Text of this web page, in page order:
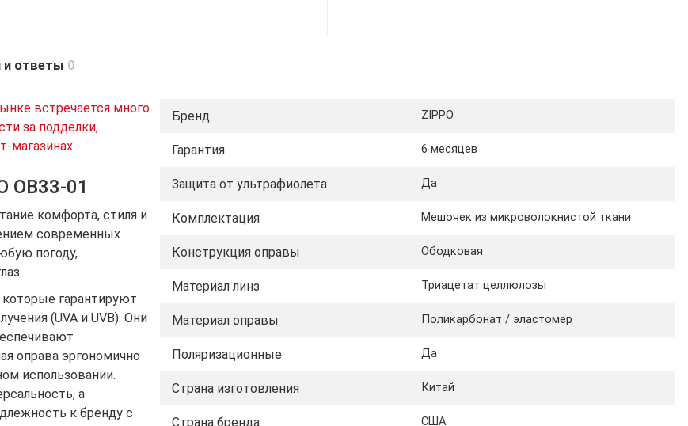
и ответы 0
встречается много
за подделки,
магазинах.
01
комфорта, стиля и
современных
погоду,
гарантируют
(UVA и UVB). Они
оправа эргономично
использовании.
а
к бренду с
Бренд ZIPPO
Гарантия 6 месяцев
Защита от ультрафиолета Да
Комплектация Мешочек из микроволокнистой ткани
Конструкция оправы Ободковая
Материал линз Триацетат целлюлозы
Материал оправы Поликарбонат / эластомер
Поляризационные Да
Страна изготовления Китай
Страна бренда США